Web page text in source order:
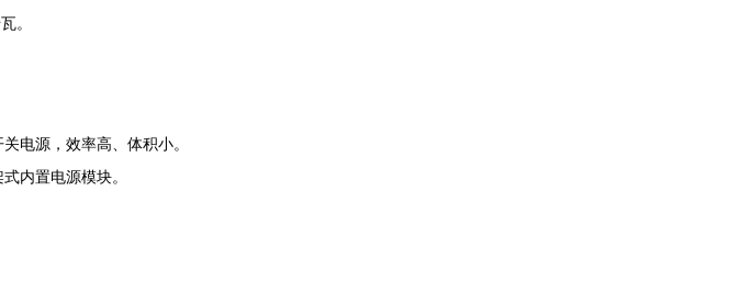
。
电源，效率高、体积小。
内置电源模块。